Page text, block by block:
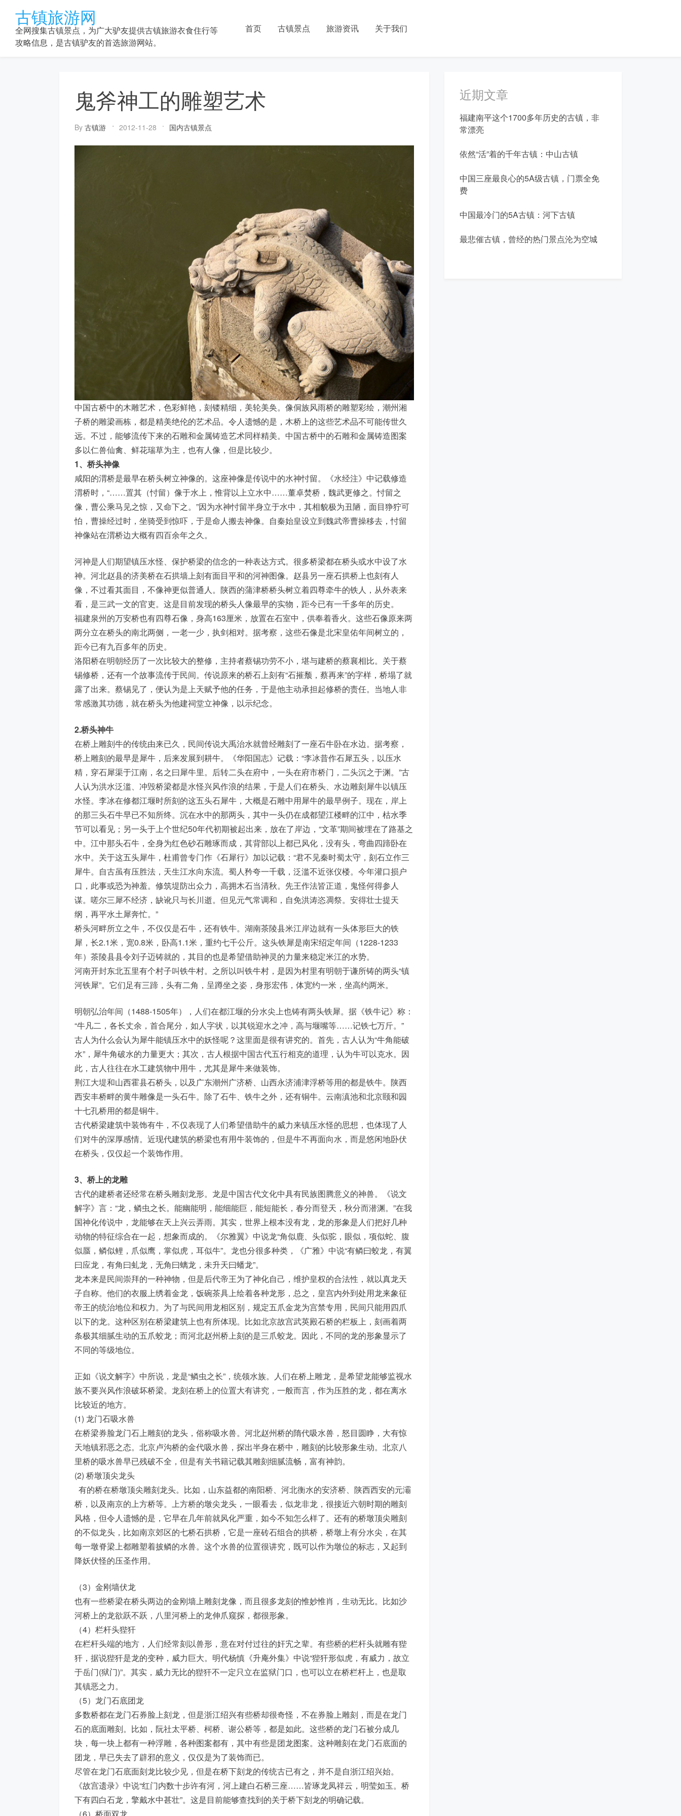
content
古镇旅游网
全网搜集古镇景点，为广大驴友提供古镇旅游衣食住行等
攻略信息，是古镇驴友的首选旅游网站。
首页 古镇景点 旅游资讯 关于我们
鬼斧神工的雕塑艺术
By 古镇游 2012-11-28 国内古镇景点
中国古桥中的木雕艺术，色彩鲜艳，刻镂精细，美轮美奂。像侗族风雨桥的雕塑彩绘，潮州湘
子桥的雕梁画栋，都是精美绝伦的艺术品。令人遗憾的是，木桥上的这些艺术品不可能传世久
远。不过，能够流传下来的石雕和金属铸造艺术同样精美。中国古桥中的石雕和金属铸造图案
多以仁兽仙禽、鲜花瑞草为主，也有人像，但是比较少。
1、桥头神像
咸阳的渭桥是最早在桥头树立神像的。这座神像是传说中的水神忖留。《水经注》中记载修造
渭桥时，“……置其（忖留）像于水上，惟背以上立水中……董卓焚桥，魏武更修之。忖留之
像，曹公乘马见之惊，又命下之。”因为水神忖留半身立于水中，其相貌极为丑陋，面目狰狞可
怕，曹操经过时，坐骑受到惊吓，于是命人搬去神像。自秦始皇设立到魏武帝曹操移去，忖留
神像站在渭桥边大概有四百余年之久。
河神是人们期望镇压水怪、保护桥梁的信念的一种表达方式。很多桥梁都在桥头或水中设了水
神。河北赵县的济美桥在石拱墙上刻有面目平和的河神图像。赵县另一座石拱桥上也刻有人
像，不过看其面目，不像神更似普通人。陕西的蒲津桥桥头树立着四尊牵牛的铁人，从外表来
看，是三武一文的官吏。这是目前发现的桥头人像最早的实物，距今已有一千多年的历史。
福建泉州的万安桥也有四尊石像，身高163厘米，放置在石室中，供奉着香火。这些石像原来两
两分立在桥头的南北两侧，一老一少，执剑相对。据考察，这些石像是北宋皇佑年间树立的，
距今已有九百多年的历史。
洛阳桥在明朝经历了一次比较大的整修，主持者蔡锡功劳不小，堪与建桥的蔡襄相比。关于蔡
锡修桥，还有一个故事流传于民间。传说原来的桥石上刻有“石摧颓，蔡再来”的字样，桥塌了就
露了出来。蔡锡见了，便认为是上天赋予他的任务，于是他主动承担起修桥的责任。当地人非
常感激其功德，就在桥头为他建祠堂立神像，以示纪念。
2.桥头神牛
在桥上雕刻牛的传统由来已久，民间传说大禹治水就曾经雕刻了一座石牛卧在水边。据考察，
桥上雕刻的最早是犀牛，后来发展到耕牛。《华阳国志》记载：“李冰昔作石犀五头，以压水
精，穿石犀渠于江南，名之曰犀牛里。后转二头在府中，一头在府市桥门，二头沉之于渊。”古
人认为洪水泛滥、冲毁桥梁都是水怪兴风作浪的结果，于是人们在桥头、水边雕刻犀牛以镇压
水怪。李冰在修都江堰时所刻的这五头石犀牛，大概是石雕中用犀牛的最早例子。现在，岸上
的那三头石牛早已不知所终。沉在水中的那两头，其中一头仍在成都望江楼畔的江中，枯水季
节可以看见；另一头于上个世纪50年代初期被起出来，放在了岸边，“文革”期间被埋在了路基之
中。江中那头石牛，全身为红色砂石雕琢而成，其背部以上都已风化，没有头，弯曲四蹄卧在
水中。关于这五头犀牛，杜甫曾专门作《石犀行》加以记载：“君不见秦时蜀太守，刻石立作三
犀牛。自古虽有压胜法，天生江水向东流。蜀人矜夸一千载，泛滥不近张仪楼。今年灌口损户
口，此事或恐为神羞。修筑堤防出众力，高拥木石当清秋。先王作法皆正道，鬼怪何得参人
谋。嗟尔三犀不经济，缺讹只与长川逝。但见元气常调和，自免洪涛恣凋祭。安得壮士提天
纲，再平水土犀奔忙。”
桥头河畔所立之牛，不仅仅是石牛，还有铁牛。湖南茶陵县米江岸边就有一头体形巨大的铁
犀，长2.1米，宽0.8米，卧高1.1米，重约七千公斤。这头铁犀是南宋绍定年间（1228-1233
年）茶陵县县令刘子迈铸就的，其目的也是希望借助神灵的力量来稳定米江的水势。
河南开封东北五里有个村子叫铁牛村。之所以叫铁牛村，是因为村里有明朝于谦所铸的两头“镇
河铁犀”。它们足有三蹄，头有二角，呈蹲坐之姿，身形宏伟，体宽约一米，坐高约两米。
明朝弘治年间（1488-1505年），人们在都江堰的分水尖上也铸有两头铁犀。据《铁牛记》称：
“牛凡二，各长丈余，首合尾分，如人字状，以其锐迎水之冲，高与堰嘴等……记铁七万斤。”
古人为什么会认为犀牛能镇压水中的妖怪呢？这里面是很有讲究的。首先，古人认为“牛角能破
水”，犀牛角破水的力量更大；其次，古人根据中国古代五行相克的道理，认为牛可以克水。因
此，古人往往在水工建筑物中用牛，尤其是犀牛来做装饰。
荆江大堤和山西霍县石桥头，以及广东潮州广济桥、山西永济浦津浮桥等用的都是铁牛。陕西
西安丰桥畔的黄牛雕像是一头石牛。除了石牛、铁牛之外，还有铜牛。云南滇池和北京颐和园
十七孔桥用的都是铜牛。
古代桥梁建筑中装饰有牛，不仅表现了人们希望借助牛的威力来镇压水怪的思想，也体现了人
们对牛的深厚感情。近现代建筑的桥梁也有用牛装饰的，但是牛不再面向水，而是悠闲地卧伏
在桥头，仅仅起一个装饰作用。
3、桥上的龙雕
古代的建桥者还经常在桥头雕刻龙形。龙是中国古代文化中具有民族图腾意义的神兽。《说文
解字》言：“龙，鳞虫之长。能幽能明，能细能巨，能短能长，春分而登天，秋分而潜渊。”在我
国神化传说中，龙能够在天上兴云弄雨。其实，世界上根本没有龙，龙的形象是人们把好几种
动物的特征综合在一起，想象而成的。《尔雅翼》中说龙“角似鹿、头似驼，眼似，项似蛇、腹
似蜃，鳞似鲤，爪似鹰，掌似虎，耳似牛”。龙也分很多种类，《广雅》中说“有鳞曰蛟龙，有翼
曰应龙，有角曰虬龙，无角曰螭龙，未升天曰蟠龙”。
龙本来是民间崇拜的一种神物，但是后代帝王为了神化自己，维护皇权的合法性，就以真龙天
子自称。他们的衣服上绣着金龙，饭碗茶具上绘着各种龙形，总之，皇宫内外到处用龙来象征
帝王的统治地位和权力。为了与民间用龙相区别，规定五爪金龙为宫禁专用，民间只能用四爪
以下的龙。这种区别在桥梁建筑上也有所体现。比如北京故宫武英殿石桥的栏板上，刻画着两
条极其细腻生动的五爪蛟龙；而河北赵州桥上刻的是三爪蛟龙。因此，不同的龙的形象显示了
不同的等级地位。
正如《说文解字》中所说，龙是“鳞虫之长”，统领水族。人们在桥上雕龙，是希望龙能够监视水
族不要兴风作浪破坏桥梁。龙刻在桥上的位置大有讲究，一般而言，作为压胜的龙，都在离水
比较近的地方。
(1) 龙门石吸水兽
在桥梁券脸龙门石上雕刻的龙头，俗称吸水兽。河北赵州桥的隋代吸水兽，怒目圆睁，大有惊
天地镇邪恶之态。北京卢沟桥的金代吸水兽，探出半身在桥中，雕刻的比较形象生动。北京八
里桥的吸水兽早已残破不全，但是有关书籍记载其雕刻细腻流畅，富有神韵。
(2) 桥墩顶尖龙头
有的桥在桥墩顶尖雕刻龙头。比如，山东益都的南阳桥、河北衡水的安济桥、陕西西安的元灞
桥，以及南京的上方桥等。上方桥的墩尖龙头，一眼看去，似龙非龙，很接近六朝时期的雕刻
风格，但令人遗憾的是，它早在几年前就风化严重，如今不知怎么样了。还有的桥墩顶尖雕刻
的不似龙头，比如南京郊区的七桥石拱桥，它是一座砖石组合的拱桥，桥墩上有分水尖，在其
每一墩脊梁上都雕塑着披鳞的水兽。这个水兽的位置很讲究，既可以作为墩位的标志，又起到
降妖伏怪的压圣作用。
（3）金刚墙伏龙
也有一些桥梁在桥头两边的金刚墙上雕刻龙像，而且很多龙刻的惟妙惟肖，生动无比。比如沙
河桥上的龙欲跃不跃，八里河桥上的龙伸爪窥探，都很形象。
（4）栏杆头狴犴
在栏杆头端的地方，人们经常刻以兽形，意在对付过往的奸宄之辈。有些桥的栏杆头就雕有狴
犴，据说狴犴是龙的变种，威力巨大。明代杨慎《升庵外集》中说“狴犴形似虎，有威力，故立
于岳门(狱门)”。其实，威力无比的狴犴不一定只立在监狱门口，也可以立在桥栏杆上，也是取
其镇恶之力。
（5）龙门石底团龙
多数桥都在龙门石券脸上刻龙，但是浙江绍兴有些桥却很奇怪，不在券脸上雕刻，而是在龙门
石的底面雕刻。比如，阮社太平桥、柯桥、谢公桥等，都是如此。这些桥的龙门石被分成几
块，每一块上都有一种浮雕，各种图案都有，其中有些是团龙图案。这种雕刻在龙门石底面的
团龙，早已失去了辟邪的意义，仅仅是为了装饰而已。
尽管在龙门石底面刻龙比较少见，但是在桥下刻龙的传统古已有之，并不是自浙江绍兴始。
《故宫遗录》中说“红门内数十步许有河，河上建白石桥三座……皆琢龙凤祥云，明莹如玉。桥
下有四白石龙，擎戴水中甚壮”。这是目前能够查找到的关于桥下刻龙的明确记载。
（6）桥面双龙
近期文章
福建南平这个1700多年历史的古镇，非
常漂亮
依然“活”着的千年古镇：中山古镇
中国三座最良心的5A级古镇，门票全免
费
中国最冷门的5A古镇：河下古镇
最悲催古镇，曾经的热门景点沦为空城